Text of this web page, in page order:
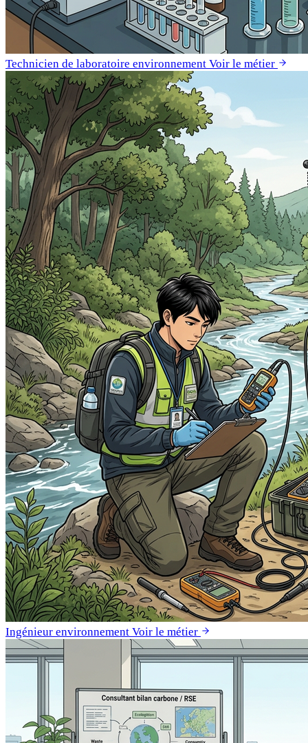
Technicien de laboratoire environnement Voir le métier
Ingénieur environnement Voir le métier